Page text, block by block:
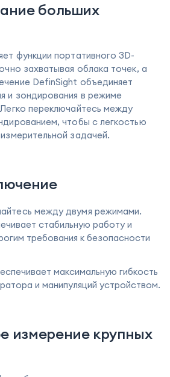
больших
функции портативного 3D-
захватывая облака точек, а
DefinSight объединяет
и зондирования в режиме
переключайтесь между
чтобы с легкостью
задачей.
между двумя режимами.
стабильную работу и
требования к безопасности
максимальную гибкость
и манипуляций устройством.
измерение крупных